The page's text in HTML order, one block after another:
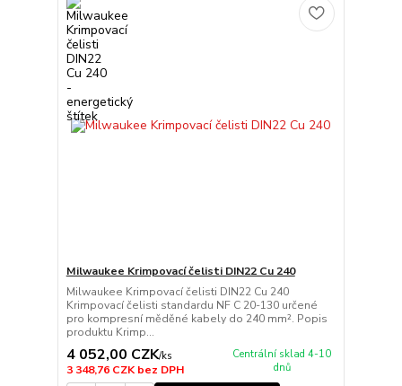
Milwaukee Krimpovací čelisti DIN22 Cu 240
Milwaukee Krimpovací čelisti DIN22 Cu 240
Krimpovací čelisti standardu NF C 20-130 určené
pro kompresní měděné kabely do 240 mm². Popis
produktu Krimp...
4 052,00 CZK/ks
3 348,76 CZKbez DPH
Centrální sklad 4-10
dnů